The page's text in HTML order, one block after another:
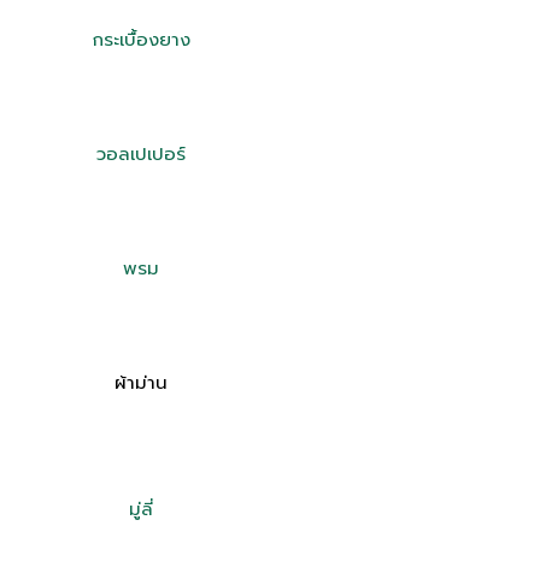
กระเบื้องยาง
วอลเปเปอร์
พรม
ผ้าม่าน
มู่ลี่